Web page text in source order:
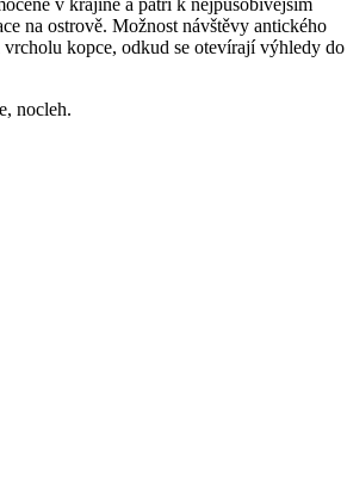
na ostrově. Možnost návštěvy antického
vrcholu kopce, odkud se otevírají výhledy do
nocleh.